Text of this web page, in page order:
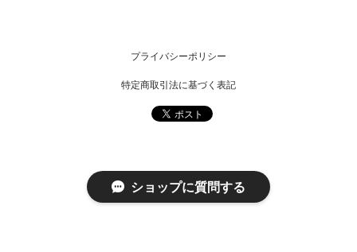
プライバシーポリシー
特定商取引法に基づく表記
ショップに質問する